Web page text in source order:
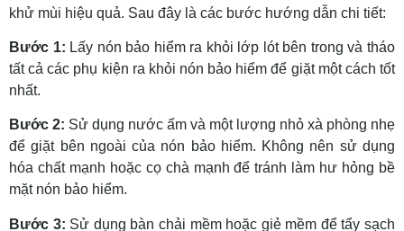
khử mùi hiệu quả. Sau đây là các bước hướng dẫn chi tiết:
Bước 1: Lấy nón bảo hiểm ra khỏi lớp lót bên trong và tháo
tất cả các phụ kiện ra khỏi nón bảo hiểm để giặt một cách tốt
nhất.
Bước 2: Sử dụng nước ấm và một lượng nhỏ xà phòng nhẹ
để giặt bên ngoài của nón bảo hiểm. Không nên sử dụng
hóa chất mạnh hoặc cọ chà mạnh để tránh làm hư hỏng bề
mặt nón bảo hiểm.
Bước 3: Sử dụng bàn chải mềm hoặc giẻ mềm để tẩy sạch